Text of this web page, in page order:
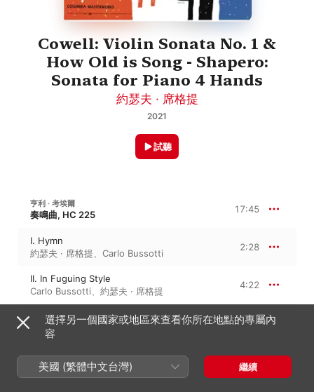
Cowell: Violin Sonata No. 1 &
How Old is Song - Shapero:
Sonata for Piano 4 Hands
約瑟夫 · 席格提
2021
試聽
亨利 · 考埃爾
奏鳴曲, HC 225 17:45
I. Hymn
約瑟夫 · 席格提、 Carlo Bussotti
2:28
II. In Fuguing Style
Carlo Bussotti、 約瑟夫 · 席格提
4:22
III. Ballad
Carlo Bussotti
3:28
IV. Jig
約瑟夫 · 席格提、Carlo Bussotti
2:08
選擇另一個國家或地區來查看你所在地點的專屬內
容
美國 (繁體中文台灣) 繼續